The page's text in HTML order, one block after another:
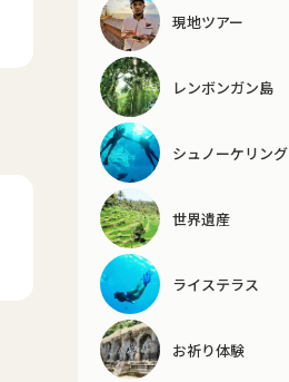
現地ツアー
レンボンガン島
シュノーケリング
世界遺産
ライステラス
お祈り体験